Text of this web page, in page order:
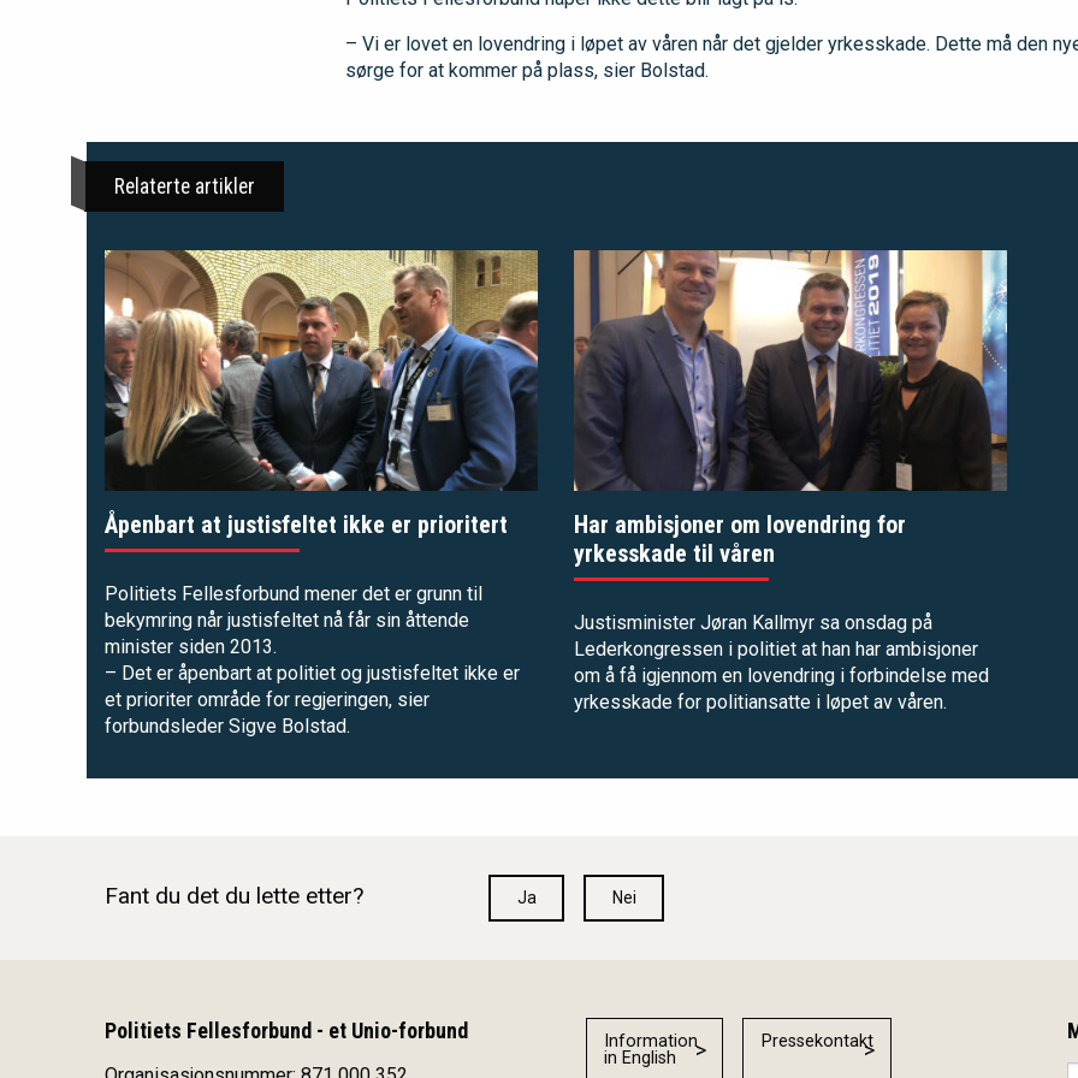
– Vi er lovet en lovendring i løpet av våren når det gjelder yrkesskade. Dette må den
sørge for at kommer på plass, sier Bolstad.
Relaterte artikler
Åpenbart at justisfeltet ikke er prioritert
Politiets Fellesforbund mener det er grunn til
bekymring når justisfeltet nå får sin åttende
minister siden 2013.
– Det er åpenbart at politiet og justisfeltet ikke er
et prioriter område for regjeringen, sier
forbundsleder Sigve Bolstad.
Har ambisjoner om lovendring for
yrkesskade til våren
Justisminister Jøran Kallmyr sa onsdag på
Lederkongressen i politiet at han har ambisjoner
om å få igjennom en lovendring i forbindelse med
yrkesskade for politiansatte i løpet av våren.
Fant du det du lette etter? Ja Nei
Politiets Fellesforbund - et Unio-forbund
Information
in English
Pressekontakt